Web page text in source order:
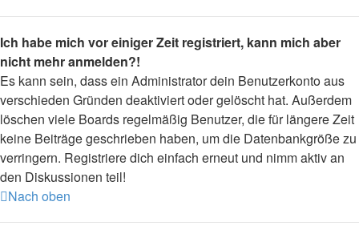
Ich habe mich vor einiger Zeit registriert, kann mich aber
nicht mehr anmelden?!
Es kann sein, dass ein Administrator dein Benutzerkonto aus
verschieden Gründen deaktiviert oder gelöscht hat. Außerdem
löschen viele Boards regelmäßig Benutzer, die für längere Zeit
keine Beiträge geschrieben haben, um die Datenbankgröße zu
verringern. Registriere dich einfach erneut und nimm aktiv an
den Diskussionen teil!
Nach oben